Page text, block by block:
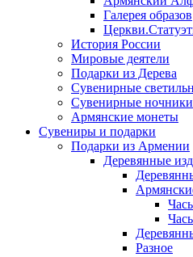
Галерея образов
История России
Мировые деятели
Подарки из Дерева
Сувенирные
Сувенирные ночники
Армянские монеты
Сувениры и подарки
Подарки из Армении
Деревянные
Разное